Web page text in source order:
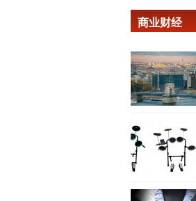
商业财经